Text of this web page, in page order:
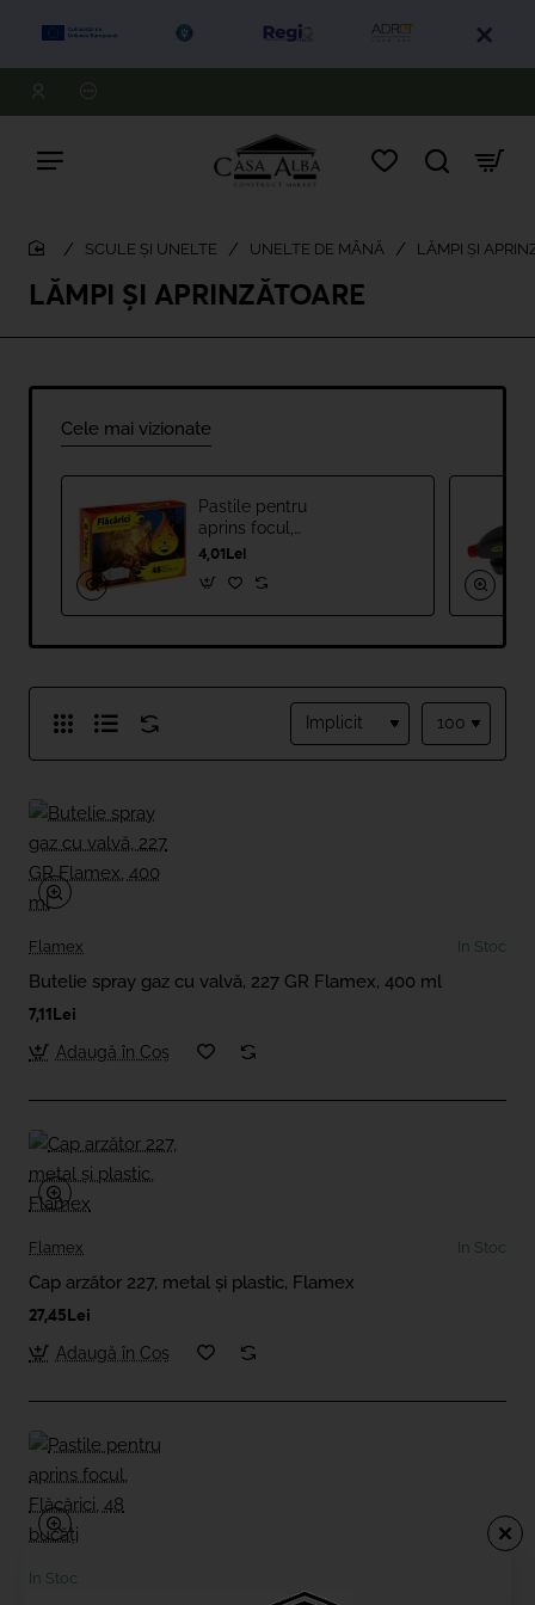
LĂMPI ȘI APRINZĂTOARE
SCULE ȘI UNELTE UNELTE DE MÂNĂ LĂMPI ȘI
Cele mai vizionate
Pastile pentru
aprins focul,
Flăcărici, 48 bucăți
4,01Lei
Flamex In Stoc
Butelie spray gaz cu valvă, 227 GR Flamex, 400 ml
7,11Lei
Adaugă în Coş
Flamex In Stoc
Cap arzător 227, metal și plastic, Flamex
27,45Lei
Adaugă în Coş
In Stoc